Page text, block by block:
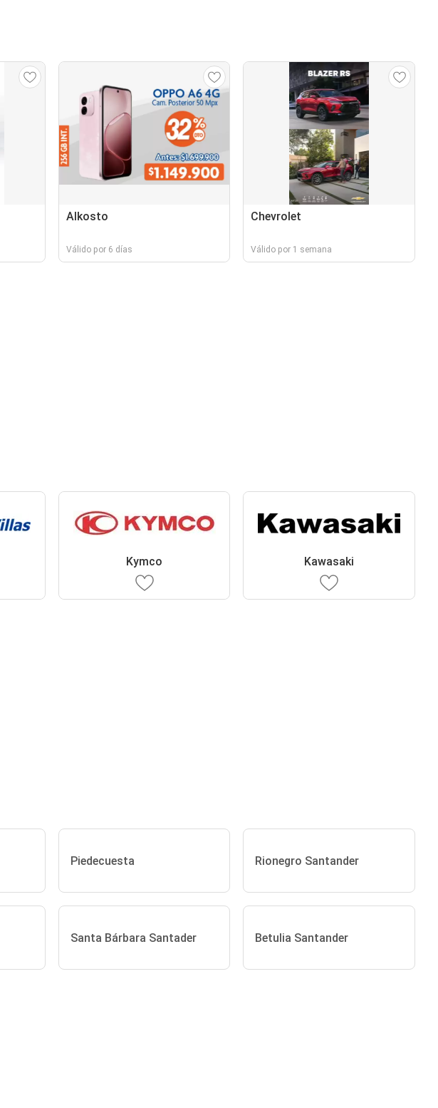
Alkosto
Válido por 6 días
Chevrolet
Válido por 1 semana
Kymco Kawasaki
Piedecuesta Rionegro Santander
Santa Bárbara Santader Betulia Santander